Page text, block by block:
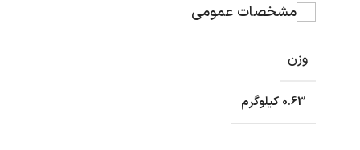
مشخصات عمومی
وزن
0.63 کیلوگرم